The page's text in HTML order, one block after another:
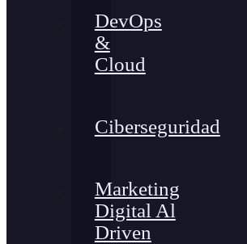
DevOps
&
Cloud
Ciberseguridad
Marketing
Digital Al
Driven